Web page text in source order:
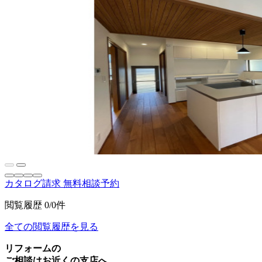
カタログ請求 無料相談予約
閲覧履歴 0/0件
全ての閲覧履歴を見る
リフォームの